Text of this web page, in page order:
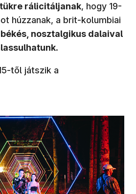
rálicitáljanak, hogy 19-
húzzanak, a brit-kolumbiai
nosztalgikus dalaival
.
től játszik a